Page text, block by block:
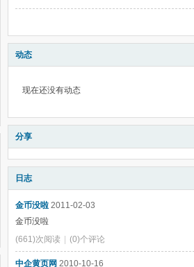
动态
现在还没有动态
分享
日志
金币没啦 2011-02-03
金币没啦
(661)次阅读
(0)个评论
中企黄页网 2010-10-16